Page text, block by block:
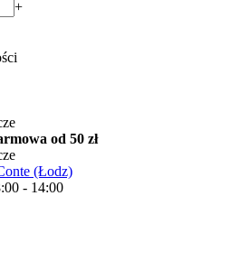
+
od 50 zł
(Łodz)
- 14:00